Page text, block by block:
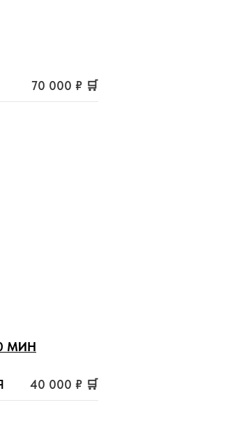
70 000 ₽ 🛒
МИН
40 000 ₽ 🛒